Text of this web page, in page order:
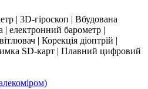
| 3D-гіроскоп | Вбудована
| електронний барометр |
| Корекція діоптрій |
SD-карт | Плавний цифровий